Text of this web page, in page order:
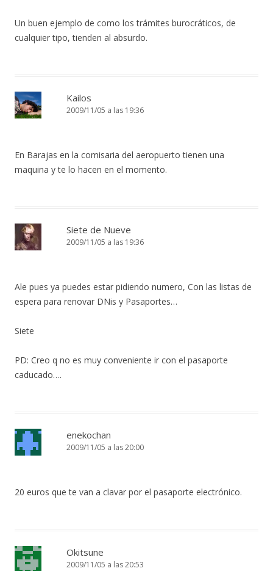
Un buen ejemplo de como los trámites burocráticos, de
cualquier tipo, tienden al absurdo.
Kailos
2009/11/05 a las 19:36
En Barajas en la comisaria del aeropuerto tienen una
maquina y te lo hacen en el momento.
Siete de Nueve
2009/11/05 a las 19:36
Ale pues ya puedes estar pidiendo numero, Con las listas de
espera para renovar DNis y Pasaportes…
Siete
PD: Creo q no es muy conveniente ir con el pasaporte
caducado….
enekochan
2009/11/05 a las 20:00
20 euros que te van a clavar por el pasaporte electrónico.
Okitsune
2009/11/05 a las 20:53